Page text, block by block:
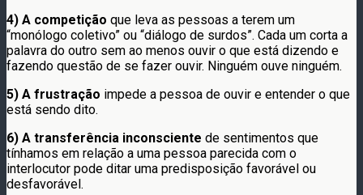
4) A competição que leva as pessoas a terem um
“monólogo coletivo” ou “diálogo de surdos”. Cada um corta a
palavra do outro sem ao menos ouvir o que está dizendo e
fazendo questão de se fazer ouvir. Ninguém ouve ninguém.
5) A frustração impede a pessoa de ouvir e entender o que
está sendo dito.
6) A transferência inconsciente de sentimentos que
tínhamos em relação a uma pessoa parecida com o
interlocutor pode ditar uma predisposição favorável ou
desfavorável.